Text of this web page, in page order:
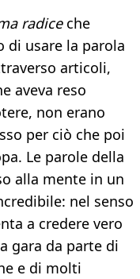
radiceche
di usare la parola
articoli,
aveva reso
non erano
per ciò che poi
Le parole della
alla mente in un
nel senso
a credere vero
gara da parte di
e di molti